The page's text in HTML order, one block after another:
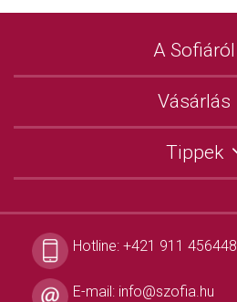
A Sofiáról
Vásárlás
Tippek
Hotline: +421 911 456448
E-mail: info@szofia.hu